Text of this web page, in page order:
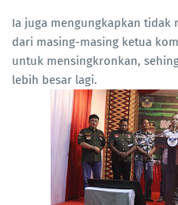
Ia juga mengungkapkan tidak
dari masing-masing ketua
untuk mensingkronkan,
lebih besar lagi.